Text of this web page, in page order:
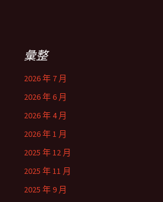
彙整
2026 年 7 月
2026 年 6 月
2026 年 4 月
2026 年 1 月
2025 年 12 月
2025 年 11 月
2025 年 9 月